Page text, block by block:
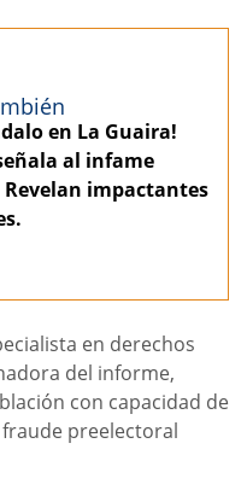
en La Guaira!
al infame
Revelan impactantes
en derechos
del informe,
con capacidad de
preelectoral